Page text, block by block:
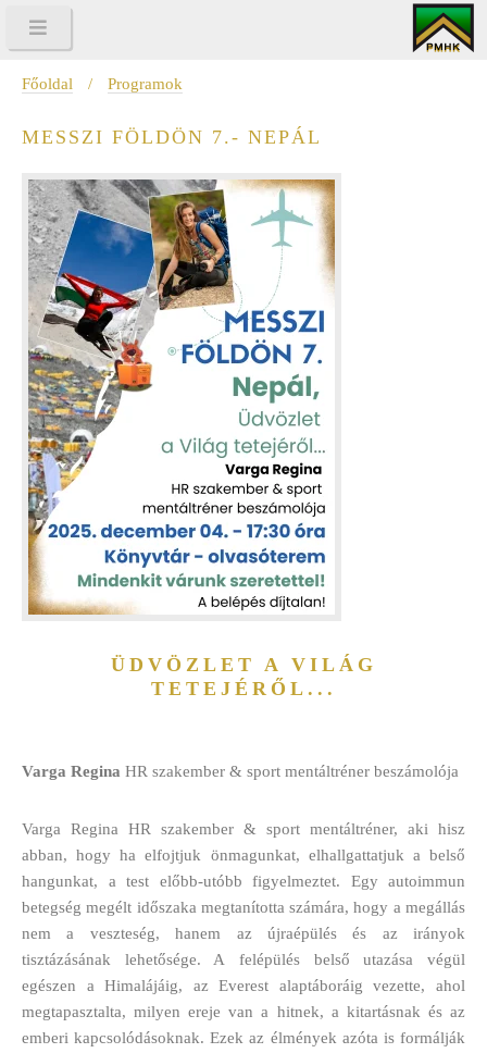
Főoldal / Programok
MESSZI FÖLDÖN 7.- NEPÁL
ÜDVÖZLET A VILÁG
TETEJÉRŐL...
Varga Regina HR szakember & sport mentáltréner beszámolója
Varga Regina HR szakember & sport mentáltréner, aki hisz
abban, hogy ha elfojtjuk önmagunkat, elhallgattatjuk a belső
hangunkat, a test előbb-utóbb figyelmeztet. Egy autoimmun
betegség megélt időszaka megtanította számára, hogy a megállás
nem a veszteség, hanem az újraépülés és az irányok
tisztázásának lehetősége. A felépülés belső utazása végül
egészen a Himalájáig, az Everest alaptáboráig vezette, ahol
megtapasztalta, milyen ereje van a hitnek, a kitartásnak és az
emberi kapcsolódásoknak. Ezek az élmények azóta is formálják